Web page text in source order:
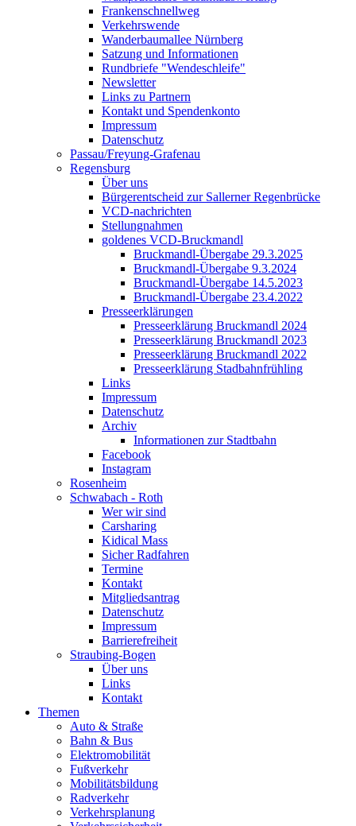
Frankenschnellweg
Verkehrswende
Wanderbaumallee Nürnberg
Satzung und Informationen
Rundbriefe "Wendeschleife"
Newsletter
Links zu Partnern
Kontakt und Spendenkonto
Impressum
Datenschutz
Passau/Freyung-Grafenau
Regensburg
Über uns
Bürgerentscheid zur Sallerner Regenbrücke
VCD-nachrichten
Stellungnahmen
goldenes VCD-Bruckmandl
Bruckmandl-Übergabe 29.3.2025
Bruckmandl-Übergabe 9.3.2024
Bruckmandl-Übergabe 14.5.2023
Bruckmandl-Übergabe 23.4.2022
Presseerklärungen
Presseerklärung Bruckmandl 2024
Presseerklärung Bruckmandl 2023
Presseerklärung Bruckmandl 2022
Presseerklärung Stadbahnfrühling
Links
Impressum
Datenschutz
Archiv
Informationen zur Stadtbahn
Facebook
Instagram
Rosenheim
Schwabach - Roth
Wer wir sind
Carsharing
Kidical Mass
Sicher Radfahren
Termine
Kontakt
Mitgliedsantrag
Datenschutz
Impressum
Barrierefreiheit
Straubing-Bogen
Über uns
Links
Kontakt
Themen
Auto & Straße
Bahn & Bus
Elektromobilität
Fußverkehr
Mobilitätsbildung
Radverkehr
Verkehrsplanung